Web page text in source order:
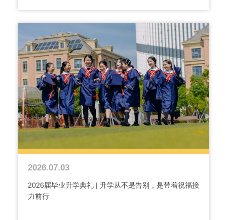
2026.07.03
2026届毕业升学典礼 | 升学从不是告别，是带着祝福接
力前行